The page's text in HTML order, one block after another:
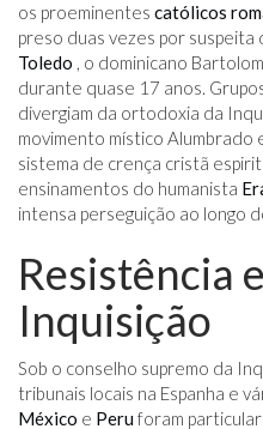
os proeminentes católicos
preso duas vezes por
Toledo , o dominicano
durante quase 17 anos.
divergiam da ortodoxia da
movimento místico Alumbrado
sistema de crença cristã
ensinamentos do humanista
intensa perseguição ao longo
Resistência
Inquisição
Sob o conselho supremo da
tribunais locais na Espanha e
México e Peruforam